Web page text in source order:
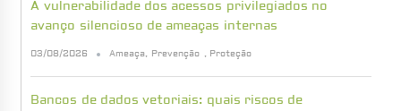
A vulnerabilidade dos acessos privilegiados no
avanço silencioso de ameaças internas
03/08/2026 Ameaça, Prevenção , Proteção
Bancos de dados vetoriais: quais riscos de